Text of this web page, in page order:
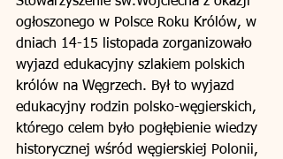
ogłoszonego w Polsce Roku Królów, w
dniach 14-15 listopada zorganizowało
wyjazd edukacyjny szlakiem polskich
królów na Węgrzech. Był to wyjazd
edukacyjny rodzin polsko-węgierskich,
którego celem było pogłębienie wiedzy
historycznej wśród węgierskiej Polonii,